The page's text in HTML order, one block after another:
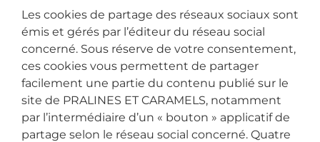
Les cookies de partage des réseaux sociaux sont
émis et gérés par l’éditeur du réseau social
concerné. Sous réserve de votre consentement,
ces cookies vous permettent de partager
facilement une partie du contenu publié sur le
site de PRALINES ET CARAMELS, notamment
par l’intermédiaire d’un « bouton » applicatif de
partage selon le réseau social concerné. Quatre